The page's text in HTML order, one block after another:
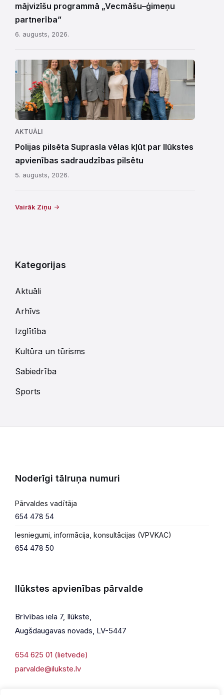
mājvizīšu programmā „Vecmāšu–ģimeņu
partnerība”
6. augusts, 2026.
AKTUĀLI
Polijas pilsēta Suprasla vēlas kļūt par Ilūkstes
apvienības sadraudzības pilsētu
5. augusts, 2026.
Vairāk Ziņu
Kategorijas
Aktuāli
Arhīvs
Izglītība
Kultūra un tūrisms
Sabiedrība
Sports
Noderīgi tālruņa numuri
Pārvaldes vadītāja
654 478 54
Iesniegumi, informācija, konsultācijas (VPVKAC)
654 478 50
Ilūkstes apvienības pārvalde
Brīvības iela 7, Ilūkste,
Augšdaugavas novads, LV-5447
654 625 01 (lietvede)
parvalde@ilukste.lv